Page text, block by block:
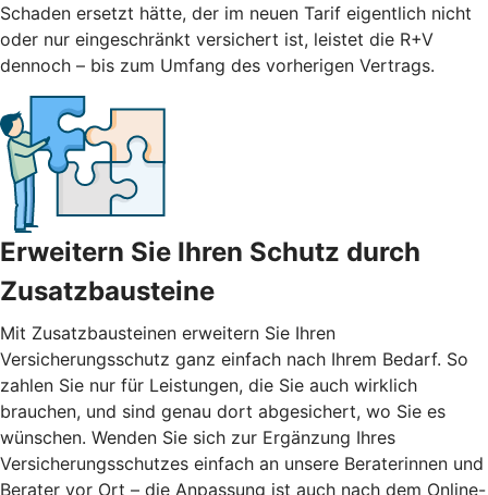
Schaden ersetzt hätte, der im neuen Tarif eigentlich nicht
oder nur eingeschränkt versichert ist, leistet die R+V
dennoch – bis zum Umfang des vorherigen Vertrags.
Erweitern Sie Ihren Schutz durch
Zusatzbausteine
Mit Zusatzbausteinen erweitern Sie Ihren
Versicherungsschutz ganz einfach nach Ihrem Bedarf. So
zahlen Sie nur für Leistungen, die Sie auch wirklich
brauchen, und sind genau dort abgesichert, wo Sie es
wünschen. Wenden Sie sich zur Ergänzung Ihres
Versicherungsschutzes einfach an unsere Beraterinnen und
Berater vor Ort – die Anpassung ist auch nach dem Online-